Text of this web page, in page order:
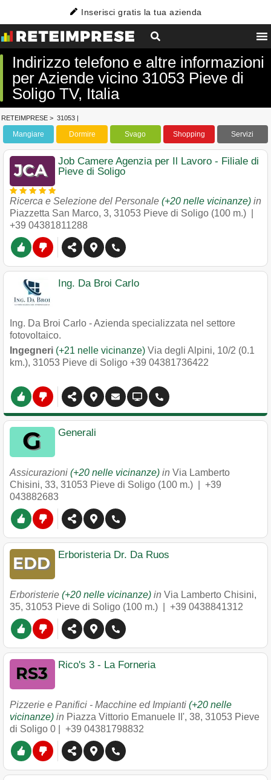
Inserisci gratis la tua azienda
Indirizzo telefono e altre informazioni
per Aziende vicino 31053 Pieve di
Soligo TV, Italia
RETEIMPRESE > 31053 |
Mangiare Dormire Svago Shopping Servizi
Job Camere Agenzia per Il Lavoro - Filiale di
Pieve di Soligo
Ricerca e Selezione del Personale (+20 nelle vicinanze) in
Piazzetta San Marco, 3, 31053 Pieve di Soligo (100 m.) |
+39 04381811288
Ing. Da Broi Carlo
Ing. Da Broi Carlo - Azienda specializzata nel settore
fotovoltaico.
Ingegneri (+21 nelle vicinanze) Via degli Alpini, 10/2 (0.1
km.), 31053 Pieve di Soligo +39 04381736422
Generali
Assicurazioni (+20 nelle vicinanze) in Via Lamberto
Chisini, 33, 31053 Pieve di Soligo (100 m.) | +39
043882683
Erboristeria Dr. Da Ruos
Erboristerie (+20 nelle vicinanze) in Via Lamberto Chisini,
35, 31053 Pieve di Soligo (100 m.) | +39 0438841312
Rico's 3 - La Forneria
Pizzerie e Panifici - Macchine ed Impianti (+20 nelle
vicinanze) in Piazza Vittorio Emanuele II', 38, 31053 Pieve
di Soligo 0 | +39 04381798832